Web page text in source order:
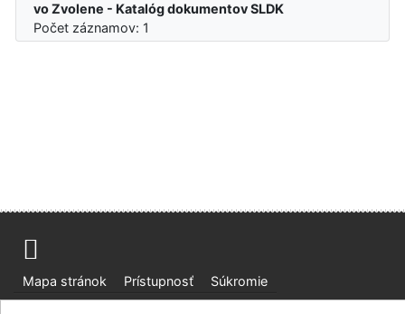
vo Zvolene - Katalóg dokumentov SLDK
Počet záznamov: 1
Mapa stránok Prístupnosť
Súkromie